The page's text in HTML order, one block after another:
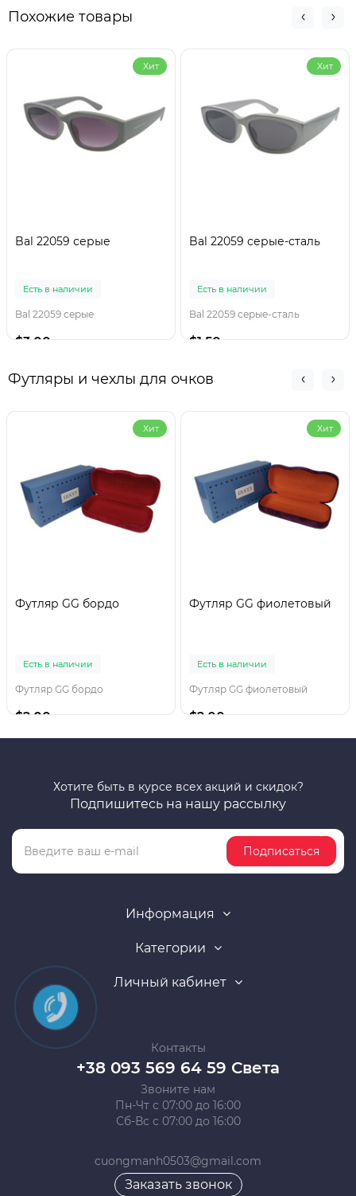
Похожие товары
Хит
Bal 22059 серые
Есть в наличии
Bal 22059 серые
$3.00
Хит
Bal 22059 серые-сталь
Есть в наличии
Bal 22059 серые-сталь
$1.50
Футляры и чехлы для очков
Хит
Футляр GG бордо
Есть в наличии
Футляр GG бордо
$2.00
Хит
Футляр GG фиолетовый
Есть в наличии
Футляр GG фиолетовый
$2.00
Хотите быть в курсе всех акций и скидок?
Подпишитесь на нашу рассылку
Подписаться
Информация
Категории
Личный кабинет
Контакты
+38 093 569 64 59 Света
Звоните нам
Пн-Чт с 07:00 до 16:00
Сб-Вс с 07:00 до 16:00
cuongmanh0503@gmail.com
Заказать звонок